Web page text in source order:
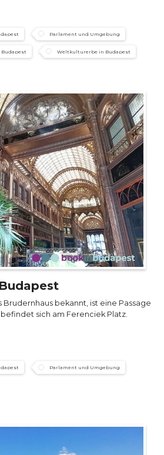
Parlament und Umgebung
Weltkulturerbe in Budapest
Brudernhaus bekannt, ist eine Passage
sich am Ferenciek Platz.
Parlament und Umgebung